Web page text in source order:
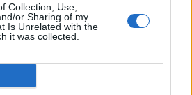
Collection, Use,
or Sharing of my
Is Unrelated with the
it was collected.
teszi tönkre az európai
tették tönkre az USA-ét
így lett szellemváros pl
autógyártás egykori